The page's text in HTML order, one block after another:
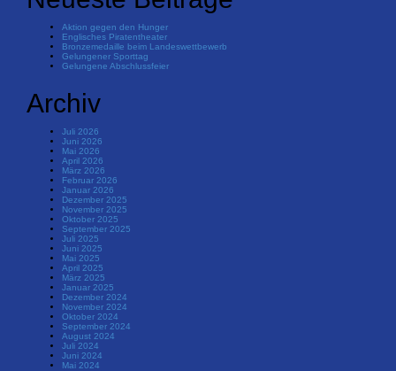
Aktion gegen den Hunger
Englisches Piratentheater
Bronzemedaille beim Landeswettbewerb
Gelungener Sporttag
Gelungene Abschlussfeier
Archiv
Juli 2026
Juni 2026
Mai 2026
April 2026
März 2026
Februar 2026
Januar 2026
Dezember 2025
November 2025
Oktober 2025
September 2025
Juli 2025
Juni 2025
Mai 2025
April 2025
März 2025
Januar 2025
Dezember 2024
November 2024
Oktober 2024
September 2024
August 2024
Juli 2024
Juni 2024
Mai 2024